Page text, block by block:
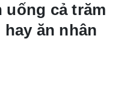
cả trăm
ăn nhân